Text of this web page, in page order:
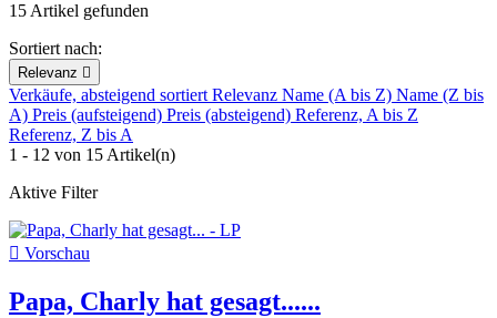
15 Artikel gefunden
Sortiert nach:
Relevanz 
Verkäufe, absteigend sortiertRelevanz Name (A bis Z) Name (Z bis
A) Preis (aufsteigend) Preis (absteigend) Referenz, A bis Z
Referenz, Z bis A
1 - 12 von 15 Artikel(n)
Aktive Filter
 Vorschau
Papa, Charly hat gesagt......